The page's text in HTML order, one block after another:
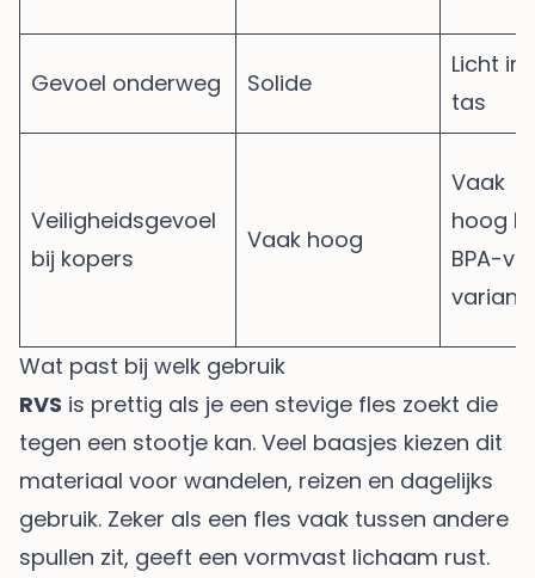
Gevoel onderweg Solide
Licht in
tas
Veiligheidsgevoel
bij kopers
Vaak hoog
Vaak
hoog
BPA-
Wat past bij welk gebruik
RVS is prettig als je een stevige fles zoekt die
tegen een stootje kan. Veel baasjes kiezen dit
materiaal voor wandelen, reizen en dagelijks
gebruik. Zeker als een fles vaak tussen andere
spullen zit, geeft een vormvast lichaam rust.